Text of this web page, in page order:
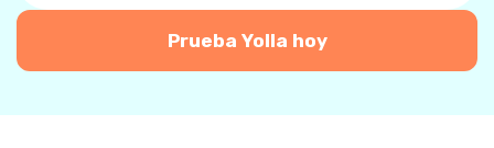
Prueba Yolla hoy